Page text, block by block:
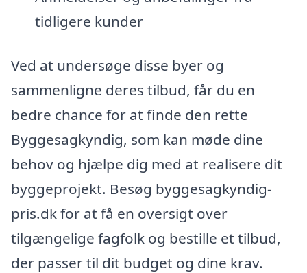
tidligere kunder
Ved at undersøge disse byer og
sammenligne deres tilbud, får du en
bedre chance for at finde den rette
Byggesagkyndig, som kan møde dine
behov og hjælpe dig med at realisere dit
byggeprojekt. Besøg byggesagkyndig-
pris.dk for at få en oversigt over
tilgængelige fagfolk og bestille et tilbud,
der passer til dit budget og dine krav.